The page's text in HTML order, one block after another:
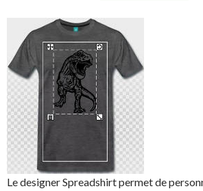
Le designer Spreadshirt permet de